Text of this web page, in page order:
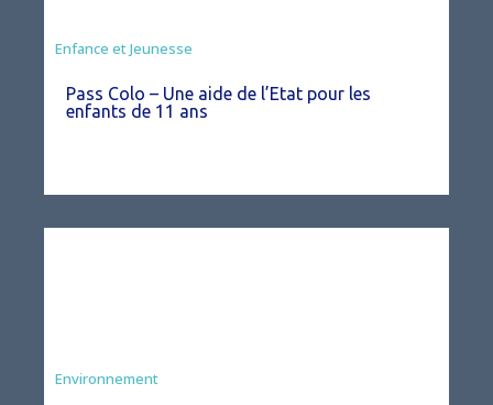
Animation
Enfance et Jeunesse
Pass Colo – Une aide de l’Etat pour les
enfants de 11 ans
Environnement